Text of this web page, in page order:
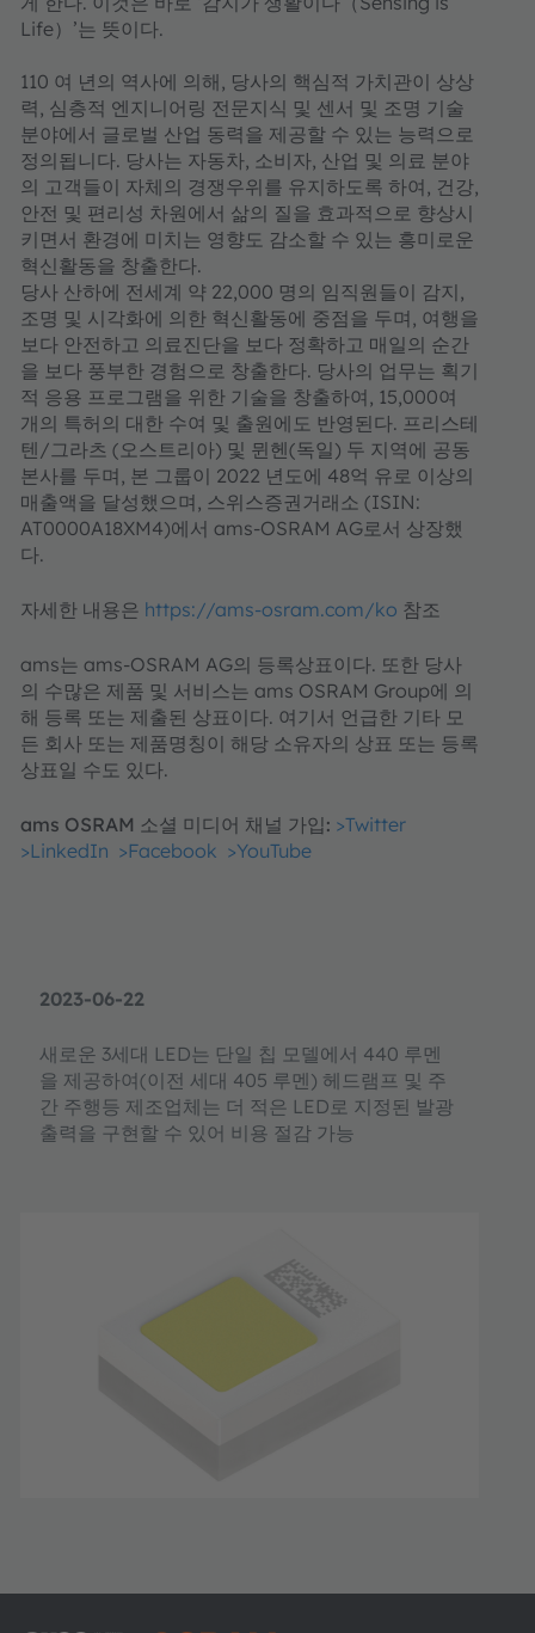
2023-06-22
새로운 3세대 LED는 단일 칩 모델에서 440 루멘
을 제공하여(이전 세대 405 루멘) 헤드램프 및 주
간 주행등 제조업체는 더 적은 LED로 지정된 발광
출력을 구현할 수 있어 비용 절감 가능
Life）’는 뜻이다.
110 여 년의 역사에 의해, 당사의 핵심적 가치관이 상상
력, 심층적 엔지니어링 전문지식 및 센서 및 조명 기술
분야에서 글로벌 산업 동력을 제공할 수 있는 능력으로
정의됩니다. 당사는 자동차, 소비자, 산업 및 의료 분야
의 고객들이 자체의 경쟁우위를 유지하도록 하여, 건강,
안전 및 편리성 차원에서 삶의 질을 효과적으로 향상시
키면서 환경에 미치는 영향도 감소할 수 있는 흥미로운
혁신활동을 창출한다.
당사 산하에 전세계 약 22,000 명의 임직원들이 감지,
조명 및 시각화에 의한 혁신활동에 중점을 두며, 여행을
보다 안전하고 의료진단을 보다 정확하고 매일의 순간
을 보다 풍부한 경험으로 창출한다. 당사의 업무는 획기
적 응용 프로그램을 위한 기술을 창출하여, 15,000여
개의 특허의 대한 수여 및 출원에도 반영된다. 프리스테
텐/그라츠 (오스트리아) 및 뮌헨(독일) 두 지역에 공동
본사를 두며, 본 그룹이 2022 년도에 48억 유로 이상의
매출액을 달성했으며, 스위스증권거래소 (ISIN:
AT0000A18XM4)에서 ams-OSRAM AG로서 상장했
다.
자세한 내용은 https://ams-osram.com/ko 참조
ams는 ams-OSRAM AG의 등록상표이다. 또한 당사
의 수많은 제품 및 서비스는 ams OSRAM Group에 의
해 등록 또는 제출된 상표이다. 여기서 언급한 기타 모
든 회사 또는 제품명칭이 해당 소유자의 상표 또는 등록
상표일 수도 있다.
ams OSRAM 소셜 미디어 채널 가입: >Twitter
>LinkedIn >Facebook >YouTube